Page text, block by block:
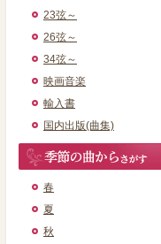
23弦～
26弦～
34弦～
映画音楽
輸入書
国内出版(曲集)
春
夏
秋